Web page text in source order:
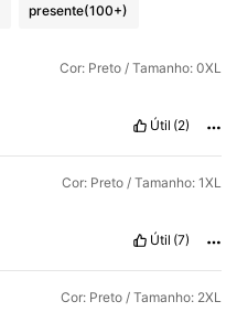
presente(100+)
Cor: Preto / Tamanho: 0XL
Útil (2)
Cor: Preto / Tamanho: 1XL
Útil (7)
Cor: Preto / Tamanho: 2XL